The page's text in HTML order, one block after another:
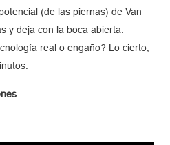
(de las piernas) de Van
y deja con la boca abierta.
real o engaño? Lo cierto,